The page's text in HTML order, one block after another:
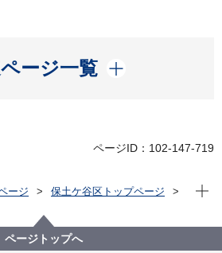
ージ一覧
開く
ページID：102-147-719
ージ
保土ケ谷区トップページ
まちづくりの計画
づくり計画改定原案
現在
ページトップへ